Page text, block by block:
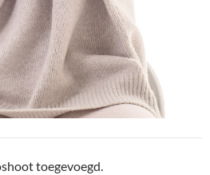
toegevoegd.